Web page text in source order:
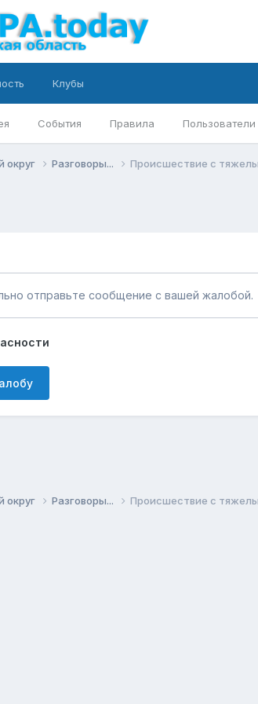
События Правила Пользователи
Клубы
округ Разговоры... Происшествие с
отправьте сообщение с вашей жалобой.
округ Разговоры... Происшествие с